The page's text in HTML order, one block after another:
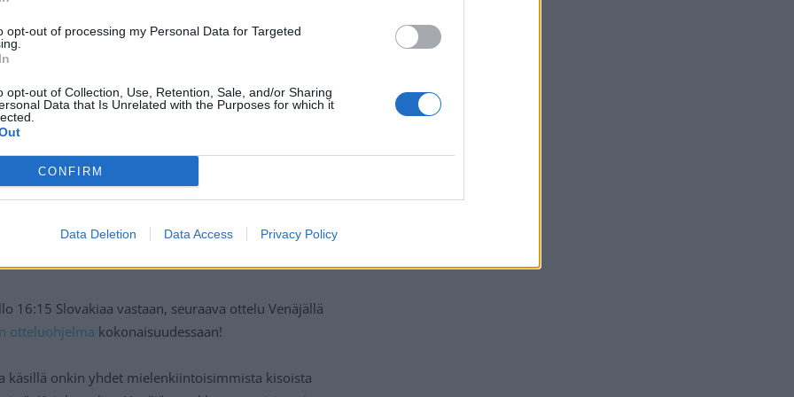
opt-out of processing my Personal Data for Targeted
opt-out of Collection, Use, Retention, Sale, and/or Sharing
Data that Is Unrelated with the Purposes for which it
CONFIRM
Data Deletion Data Access Privacy Policy
aina kun se on mahdollista. Tällä kaudella
koronan vuoksi, joten venäläisen päätös ei tällä
. Venäjällä varmasti jokainen näistä
16:15 Slovakiaa vastaan, seuraava ottelu Venäjällä
otteluohjelma kokonaisuudessaan!
käsillä onkin yhdet mielenkiintoisimmista kisoista